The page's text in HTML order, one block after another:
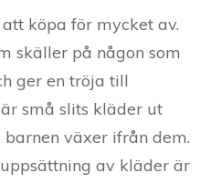
köpa för mycket av.
skäller på någon som
ger en tröja till
små slits kläder ut
växer ifrån dem.
av kläder är